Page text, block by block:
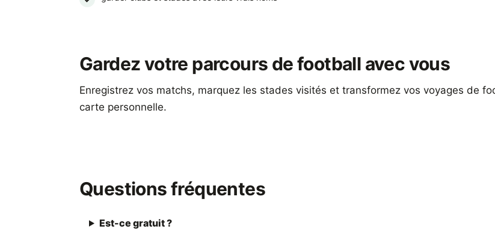
Gardez votre parcours de football avec vous
Enregistrez vos matchs, marquez les stades visités et transformez vos voyages de
carte personnelle.
Questions fréquentes
Est-ce gratuit ?